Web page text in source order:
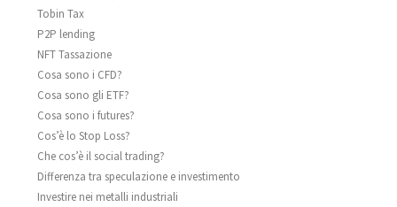
Tobin Tax
P2P lending
NFT Tassazione
Cosa sono i CFD?
Cosa sono gli ETF?
Cosa sono i futures?
Cos’è lo Stop Loss?
Che cos’è il social trading?
Differenza tra speculazione e investimento
Investire nei metalli industriali